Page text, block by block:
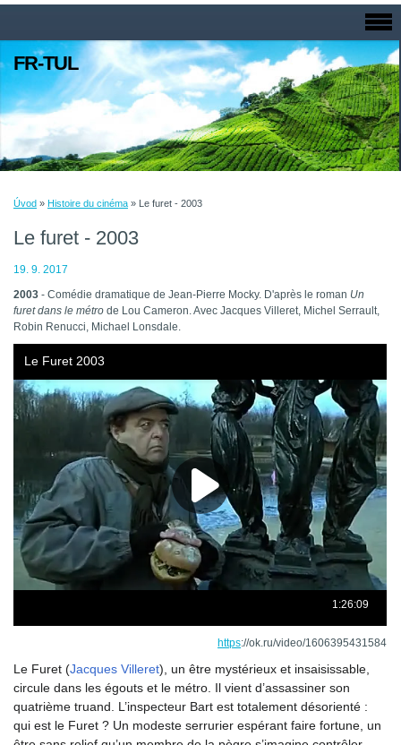
FR-TUL
Úvod » Histoire du cinéma » Le furet - 2003
Le furet - 2003
19. 9. 2017
2003 - Comédie dramatique de Jean-Pierre Mocky. D'après le roman Un
furet dans le métro de Lou Cameron. Avec Jacques Villeret, Michel Serrault,
Robin Renucci, Michael Lonsdale.
https://ok.ru/video/1606395431584
Le Furet (Jacques Villeret), un être mystérieux et insaisissable,
circule dans les égouts et le métro. Il vient d’assassiner son
quatrième truand. L’inspecteur Bart est totalement désorienté :
qui est le Furet ? Un modeste serrurier espérant faire fortune, un